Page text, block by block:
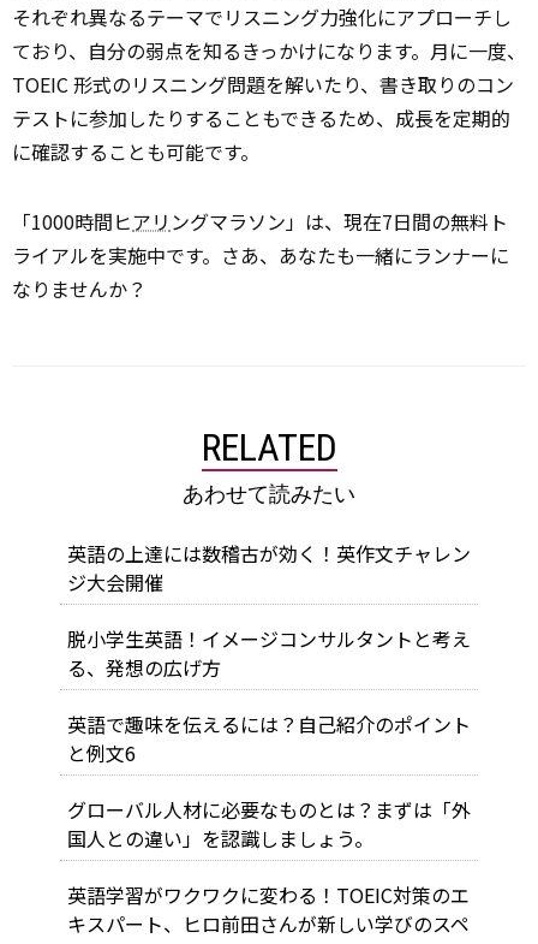
それぞれ異なるテーマでリスニング力強化にアプローチし
ており、自分の弱点を知るきっかけになります。月に一度、
TOEIC 形式のリスニング問題を解いたり、書き取りのコン
テストに参加したりすることもできるため、成長を定期的
に確認することも可能です。
「1000時間ヒアリ ングマラソン」は、現在7日間の無料ト
ライアルを実施中です。さあ、あなたも一緒にランナーに
なりませんか？
RELATED
あわせて読みたい
英語の上達には数稽古が効く！英作文チャレン
ジ大会開催
脱小学生英語！イメージコンサルタントと考え
る、発想の広げ方
英語で趣味を伝えるには？自己紹介のポイント
と例文6
グローバル人材に必要なものとは？まずは「外
国人との違い」を認識しましょう。
英語学習がワクワクに変わる！TOEIC対策のエ
キスパート、ヒロ前田さんが新しい学びのスペ